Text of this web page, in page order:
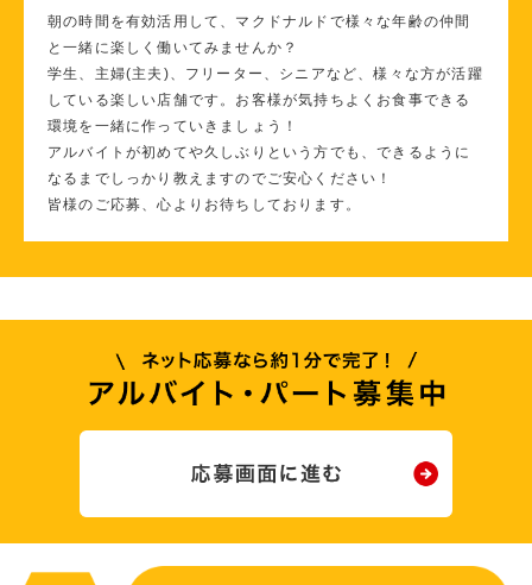
朝の時間を有効活用して、マクドナルドで様々な年齢の仲間
と一緒に楽しく働いてみませんか？
学生、主婦(主夫)、フリーター、シニアなど、様々な方が活躍
している楽しい店舗です。お客様が気持ちよくお食事できる
環境を一緒に作っていきましょう！
アルバイトが初めてや久しぶりという方でも、できるように
なるまでしっかり教えますのでご安心ください！
皆様のご応募、心よりお待ちしております。